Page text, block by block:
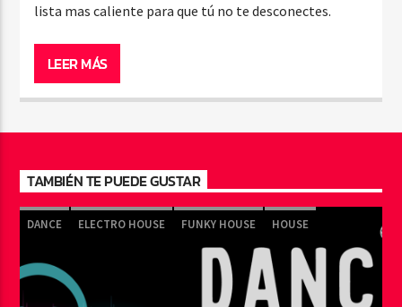
lista mas caliente para que tú no te desconectes.
LEER MÁS
TAMBIÉN TE PUEDE GUSTAR
DANCE ELECTRO HOUSE FUNKY HOUSE HOUSE
TRANCE